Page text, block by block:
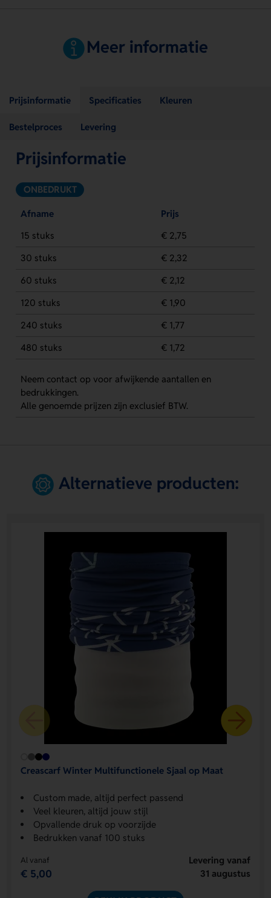
Meer informatie
Prijsinformatie Specificaties Kleuren
Bestelproces Levering
Prijsinformatie
ONBEDRUKT
Afname
Prijs
15 stuks
€ 2,75
30 stuks
€ 2,32
60 stuks
€ 2,12
120 stuks
€ 1,90
240 stuks
€ 1,77
480 stuks
€ 1,72
Neem contact op voor afwijkende aantallen en
bedrukkingen.
Alle genoemde prijzen zijn exclusief BTW.
Alternatieve producten:
Creascarf Winter Multifunctionele Sjaal op Maat
Custom made, altijd perfect passend
Veel kleuren, altijd jouw stijl
Opvallende druk op voorzijde
Bedrukken vanaf 100 stuks
Al vanaf
€ 5,00
Levering vanaf
31 augustus